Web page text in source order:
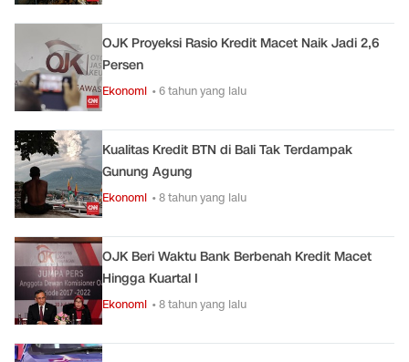
OJK Proyeksi Rasio Kredit Macet Naik Jadi 2,6
Persen
Ekonomi • 6 tahun yang lalu
Kualitas Kredit BTN di Bali Tak Terdampak
Gunung Agung
Ekonomi • 8 tahun yang lalu
OJK Beri Waktu Bank Berbenah Kredit Macet
Hingga Kuartal I
Ekonomi • 8 tahun yang lalu